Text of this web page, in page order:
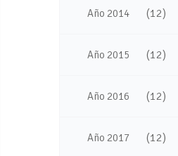
Año 2014 (12)
Año 2015 (12)
Año 2016 (12)
Año 2017 (12)